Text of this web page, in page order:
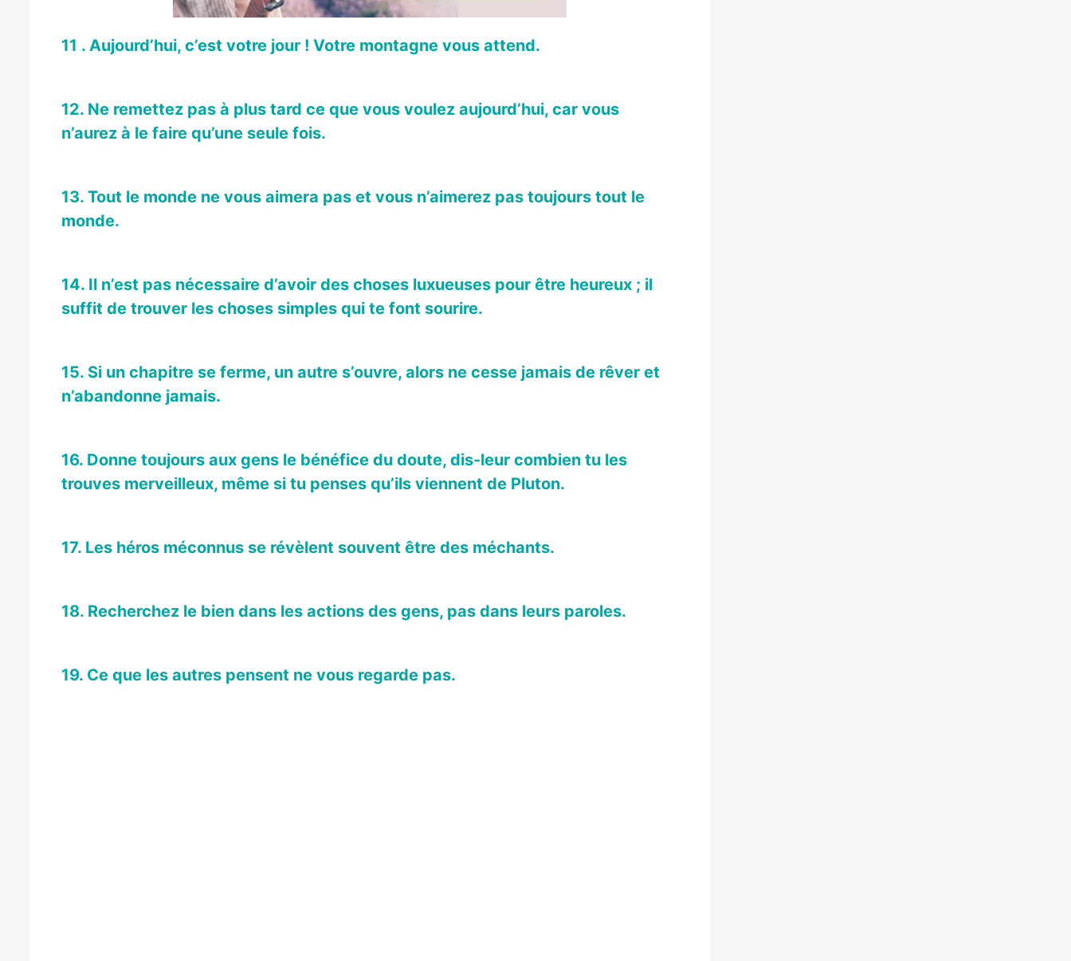
11 . Aujourd’hui, c’est votre jour ! Votre montagne vous attend.
12. Ne remettez pas à plus tard ce que vous voulez aujourd’hui, car vous
n’aurez à le faire qu’une seule fois.
13. Tout le monde ne vous aimera pas et vous n’aimerez pas toujours tout le
monde.
14. Il n’est pas nécessaire d’avoir des choses luxueuses pour être heureux ; il
suffit de trouver les choses simples qui te font sourire.
15. Si un chapitre se ferme, un autre s’ouvre, alors ne cesse jamais de rêver et
n’abandonne jamais.
16. Donne toujours aux gens le bénéfice du doute, dis-leur combien tu les
trouves merveilleux, même si tu penses qu’ils viennent de Pluton.
17. Les héros méconnus se révèlent souvent être des méchants.
18. Recherchez le bien dans les actions des gens, pas dans leurs paroles.
19. Ce que les autres pensent ne vous regarde pas.